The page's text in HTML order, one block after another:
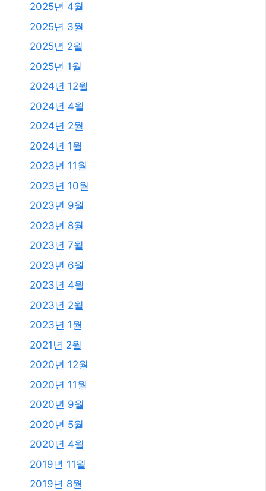
2025년 4월
2025년 3월
2025년 2월
2025년 1월
2024년 12월
2024년 4월
2024년 2월
2024년 1월
2023년 11월
2023년 10월
2023년 9월
2023년 8월
2023년 7월
2023년 6월
2023년 4월
2023년 2월
2023년 1월
2021년 2월
2020년 12월
2020년 11월
2020년 9월
2020년 5월
2020년 4월
2019년 11월
2019년 8월